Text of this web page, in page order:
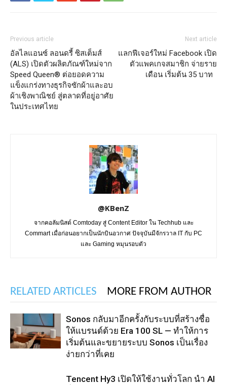
Previous article
อัลไลแอนซ์ ลอนดรี้ ซิสเต็มส์
(ALS) เปิดตัวผลิตภัณฑ์ใหม่จาก
Speed Queen® ต่อยอดความ
แข็งแกร่งทางธุรกิจซักผ้าและอบ
ผ้าเชิงพาณิชย์ สู่ตลาดที่อยู่อาศัย
ในประเทศไทย
Next article
แลกฟีเจอร์ใหม่ Facebook เปิด
ตัวแพคเกจสมาชิก จ่ายราย
เดือน เริ่มต้น 35 บาท
@KBenZ
จากคอลัมนิสต์ Comtoday สู่ Content Editor ใน Techhub และ
Commart เมื่อก่อนอยากเป็นนักบินอวกาศ ปัจจุบันมีจักรวาล IT กับ PC
และ Gaming หมุนรอบตัว
RELATED ARTICLES MORE FROM AUTHOR
Sonos กลับมาอีกครั้งกับระบบที่สร้างชื่อ
ให้แบรนด์ด้วย Era 100 SL — ทำให้การ
เริ่มต้นและขยายระบบ Sonos เป็นเรื่อง
ง่ายกว่าที่เคย
Tencent Hy3 เปิดให้ใช้งานทั่วโลก นำ AI